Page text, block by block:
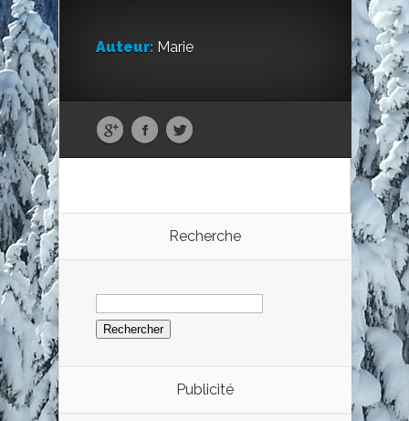
Auteur: Marie
Recherche
Rechercher :
Publicité